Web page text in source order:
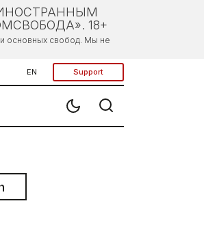
18+
и основных свобод. Мы не
EN Support